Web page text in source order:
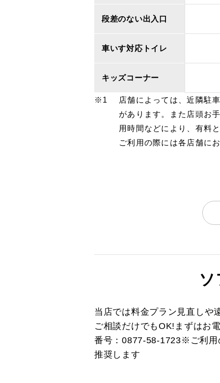
段差のない出入口
車いす対応トイレ
キッズコーナー
店舗によっては、近隣駐
があります。また店頭お
用時間などにより、有料
ご利用の際には各店舗に
当店では料金プラン見直しや
ご相談だけでもOK!まずはお
番号：0877-58-1723※ご利用
推奨します